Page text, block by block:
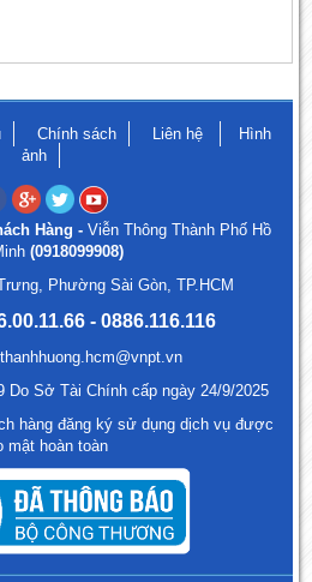
Chính sách Liên hệ
Hình
ảnh
Hàng - Viễn Thông Thành Phố Hồ
(0918099908)
Phường Sài Gòn, TP.HCM
- 0886.116.116
Do Sở Tài Chính cấp ngày 24/9/2025
hàng đăng ký sử dụng dịch vụ được
mật hoàn toàn